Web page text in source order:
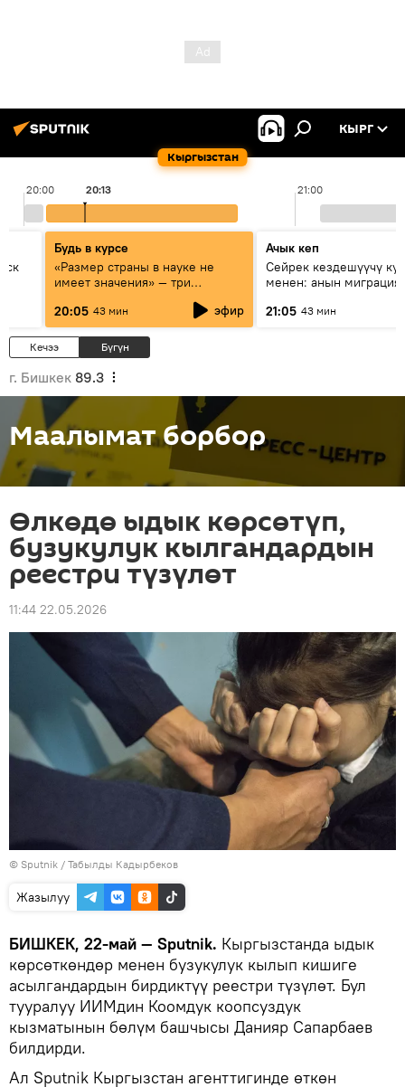
Кыргызстан
КЫРГ
20:00 21:00
20:13
Будь в курсе
«Размер страны в науке не
имеет значения» — три
эксперта о сотрудничестве
России и Кыргызстана в
образовании и исследованиях
20:05 43 мин эфир
Ачык кеп
Сейрек кездешүүчү
менен: анын
21:05 43 мин
Кечээ Бүгүн
г. Бишкек 89.3
Маалымат борбор
Өлкөдө ыдык көрсөтүп,
бузукулук кылгандардын
реестри түзүлөт
11:44 22.05.2026
© Sputnik / Табылды Кадырбеков
Жазылуу
БИШКЕК, 22-май — Sputnik. Кыргызстанда ыдык
көрсөткөндөр менен бузукулук кылып кишиге
асылгандардын бирдиктүү реестри түзүлөт. Бул
тууралуу ИИМдин Коомдук коопсуздук
кызматынын бөлүм башчысы Данияр Сапарбаев
билдирди.
Ал Sputnik Кыргызстан агенттигинде өткөн